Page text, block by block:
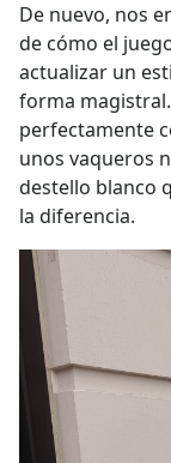
De nuevo, nos
de cómo el
actualizar un
forma
perfectamente
unos vaqueros
destello blanco
la diferencia.